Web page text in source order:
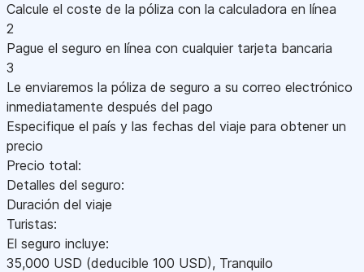
Calcule el coste de la póliza con la calculadora en línea
2
Pague el seguro en línea con cualquier tarjeta bancaria
3
Le enviaremos la póliza de seguro a su correo electrónico
inmediatamente después del pago
Especifique el país y las fechas del viaje para obtener un
precio
Precio total:
Detalles del seguro:
Duración del viaje
Turistas:
El seguro incluye:
35,000 USD (deducible 100 USD), Tranquilo